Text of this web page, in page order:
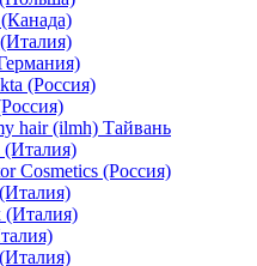
(Россия)
hair (ilmh) Тайвань
(Италия)
Cosmetics (Россия)
(Италия)